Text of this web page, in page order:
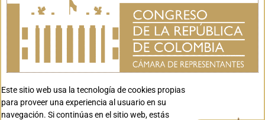
Instagram_@CamaraColombia
X_@CamaraColombia
Youtube_@CamaraColombia
Youtube_@CanalCongreso
Este sitio web usa la tecnología de cookies propias
para proveer una experiencia al usuario en su
navegación. Si continúas en el sitio web, estás